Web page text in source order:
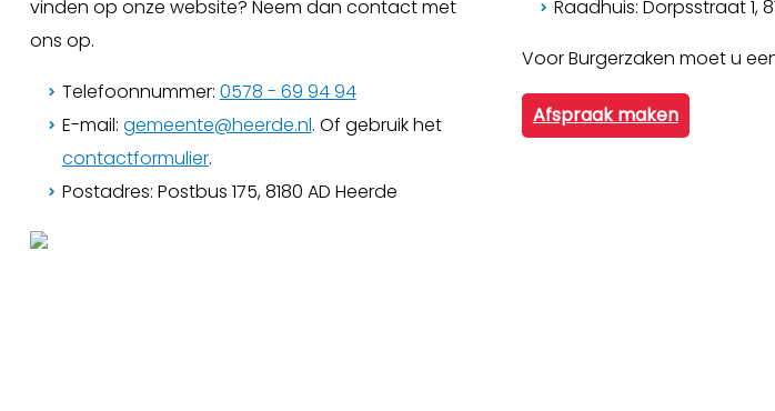
vinden op onze website? Neem dan contact met
ons op.
Telefoonnummer: 0578 - 69 94 94
E-mail: gemeente@heerde.nl. Of gebruik het
contactformulier.
Postadres: Postbus 175, 8180 AD Heerde
Raadhuis: Dorpsstraat 1,
Voor Burgerzaken moet u
Afspraak maken